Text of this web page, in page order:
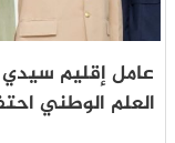
عامل إقليم
العلم الوطني احتفاءً بالذكرى